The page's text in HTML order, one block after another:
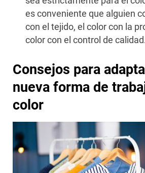
es conveniente que alguien
con el tejido, el color con la
color con el control de
Consejos para
nueva forma de
color